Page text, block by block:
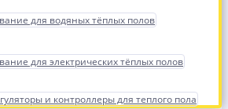
для водяных тёплых полов
для электрических тёплых полов
и контроллеры для теплого пола